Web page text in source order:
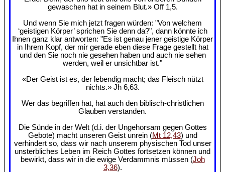
gewaschen hat in seinem Blut.» Off 1,5.
Und wenn Sie mich jetzt fragen würden: "Von welchem
‘geistigen Körper’ sprichen Sie denn da?", dann könnte ich
Ihnen ganz klar antworten: "Es ist genau jener geistige Körper
in Ihrem Kopf, der mir gerade eben diese Frage gestellt hat
und den Sie noch nie gesehen haben und auch nie sehen
werden, weil er unsichtbar ist."
«Der Geist ist es, der lebendig macht; das Fleisch nützt
nichts.» Jh 6,63.
Wer das begriffen hat, hat auch den biblisch-christlichen
Glauben verstanden.
Die Sünde in der Welt (d.i. der Ungehorsam gegen Gottes
Gebote) macht unseren Geist unrein (Mt 12,43) und
verhindert so, dass wir nach unserem physischen Tod unser
unsterbliches Leben im Reich Gottes fortsetzen können und
bewirkt, dass wir in die ewige Verdammnis müssen (Joh
3,36).